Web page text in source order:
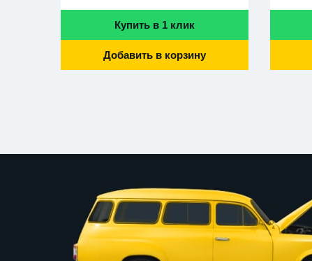
Купить в 1 клик
Добавить в корзину